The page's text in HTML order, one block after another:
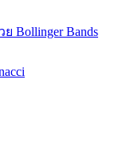
Bollinger Bands